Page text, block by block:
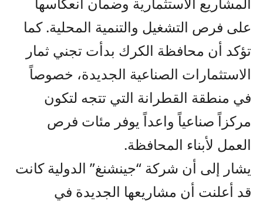
على فرص التشغيل والتنمية المحلية. كما
تؤكد أن محافظة الكرك بدأت تجني ثمار
الاستثمارات الصناعية الجديدة، خصوصاً
في منطقة القطرانة التي تتجه لتكون
مركزاً صناعياً واعداً يوفر مئات فرص
العمل لأبناء المحافظة.
يشار إلى أن شركة “جينشنغ” الدولية كانت
قد أعلنت أن مشاريعها الجديدة في